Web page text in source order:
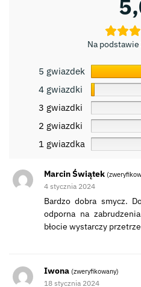
Na
5 gwiazdek
4 gwiazdki
3 gwiazdki
2 gwiazdki
1 gwiazdka
Marcin Świątek
4 stycznia 2024
Bardzo dobra smycz.
odporna na
błocie wystarczy
Iwona (zweryfikowany)
18 stycznia 2024